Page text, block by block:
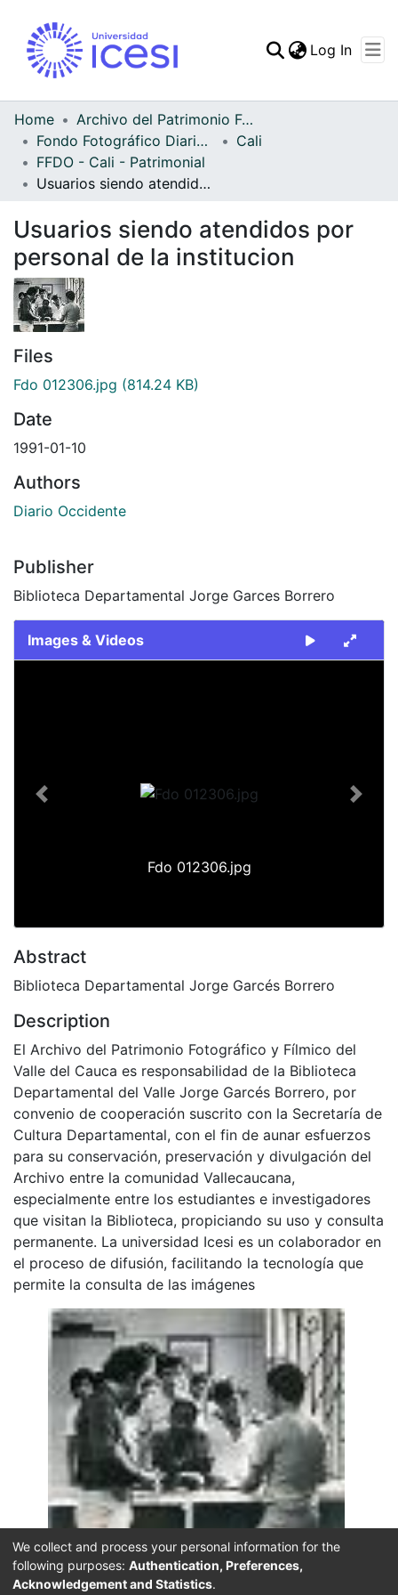
Statistics
Log In
Home
Archivo del Patrimonio Fotográfico y Fílmico del Valle del Cauca
Fondo Fotográfico Diario Occidente
Cali
FFDO - Cali - Patrimonial
Usuarios siendo atendidos por personal de la institucion
Usuarios siendo atendidos por
personal de la institucion
Files
Fdo 012306.jpg (814.24 KB)
Date
1991-01-10
Authors
Diario Occidente
Publisher
Biblioteca Departamental Jorge Garces Borrero
Images & Videos
Fdo 012306.jpg
Previous Next
Abstract
Biblioteca Departamental Jorge Garcés Borrero
Description
El Archivo del Patrimonio Fotográfico y Fílmico del
Valle del Cauca es responsabilidad de la Biblioteca
Departamental del Valle Jorge Garcés Borrero, por
convenio de cooperación suscrito con la Secretaría de
Cultura Departamental, con el fin de aunar esfuerzos
para su conservación, preservación y divulgación del
Archivo entre la comunidad Vallecaucana,
especialmente entre los estudiantes e investigadores
que visitan la Biblioteca, propiciando su uso y consulta
permanente. La universidad Icesi es un colaborador en
el proceso de difusión, facilitando la tecnología que
permite la consulta de las imágenes
Click on the image to open the gallery.
URI
We collect and process your personal information for the
following purposes: Authentication, Preferences,
Acknowledgement and Statistics.